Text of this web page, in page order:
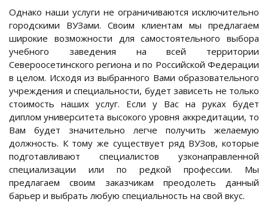
Однако наши услуги не ограничиваются исключительно
городскими ВУЗами. Своим клиентам мы предлагаем
широкие возможности для самостоятельного выбора
учебного заведения на всей территории
Североосетинского региона и по Российской Федерации
в целом. Исходя из выбранного Вами образовательного
учреждения и специальности, будет зависеть не только
стоимость наших услуг. Если у Вас на руках будет
диплом университета высокого уровня аккредитации, то
Вам будет значительно легче получить желаемую
должность. К тому же существует ряд ВУЗов, которые
подготавливают специалистов узконаправленной
специализации или по редкой профессии. Мы
предлагаем своим заказчикам преодолеть данный
барьер и выбрать любую специальность на свой вкус.